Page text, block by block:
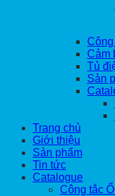
Cảm
Tủ
Sản
Trang chủ
Giới thiệu
Sản phẩm
Tin tức
Catalogue
Công tắc